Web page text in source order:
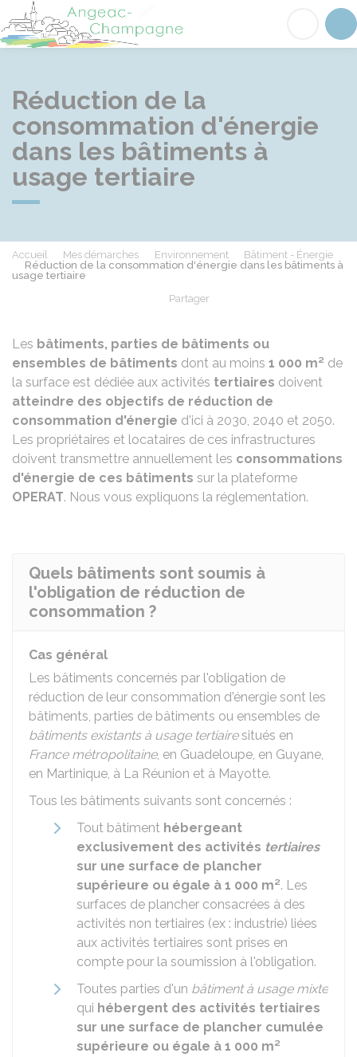
Angeac-Champagne
Réduction de la
consommation d'énergie
dans les bâtiments à
usage tertiaire
Accueil Mes démarches Environnement
Bâtiment - Énergie
Réduction de la consommation d'énergie dans les bâtiments à
usage tertiaire
Partager
Les bâtiments, parties de bâtiments ou
ensembles de bâtiments dont au moins 1 000 m² de
la surface est dédiée aux activités tertiaires doivent
atteindre des objectifs de réduction de
consommation d'énergie d'ici à 2030, 2040 et 2050.
Les propriétaires et locataires de ces infrastructures
doivent transmettre annuellement les consommations
d'énergie de ces bâtiments sur la plateforme
OPERAT. Nous vous expliquons la réglementation.
Quels bâtiments sont soumis à
l'obligation de réduction de
consommation ?
Cas général
Les bâtiments concernés par l'obligation de
réduction de leur consommation d'énergie sont les
bâtiments, parties de bâtiments ou ensembles de
bâtiments existants à usage tertiairesitués en
France métropolitaine, en Guadeloupe, en Guyane,
en Martinique, à La Réunion et à Mayotte.
Tous les bâtiments suivants sont concernés :
Tout bâtiment hébergeant
exclusivement des activités tertiaires
sur une surface de plancher
supérieure ou égale à 1 000 m². Les
surfaces de plancher consacrées à des
activités non tertiaires (ex : industrie) liées
aux activités tertiaires sont prises en
compte pour la soumission à l'obligation.
Toutes parties d'un bâtiment à usage mixte
qui hébergent des activités tertiaires
sur une surface de plancher cumulée
supérieure ou égale à 1 000 m²